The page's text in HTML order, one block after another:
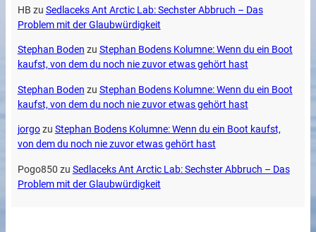
HB zu Sedlaceks Ant Arctic Lab: Sechster Abbruch – Das
Problem mit der Glaubwürdigkeit
Stephan Boden zu Stephan Bodens Kolumne: Wenn du ein Boot
kaufst, von dem du noch nie zuvor etwas gehört hast
Stephan Boden zu Stephan Bodens Kolumne: Wenn du ein Boot
kaufst, von dem du noch nie zuvor etwas gehört hast
jorgozu Stephan Bodens Kolumne: Wenn du ein Boot kaufst,
von dem du noch nie zuvor etwas gehört hast
Pogo850 zu Sedlaceks Ant Arctic Lab: Sechster Abbruch – Das
Problem mit der Glaubwürdigkeit